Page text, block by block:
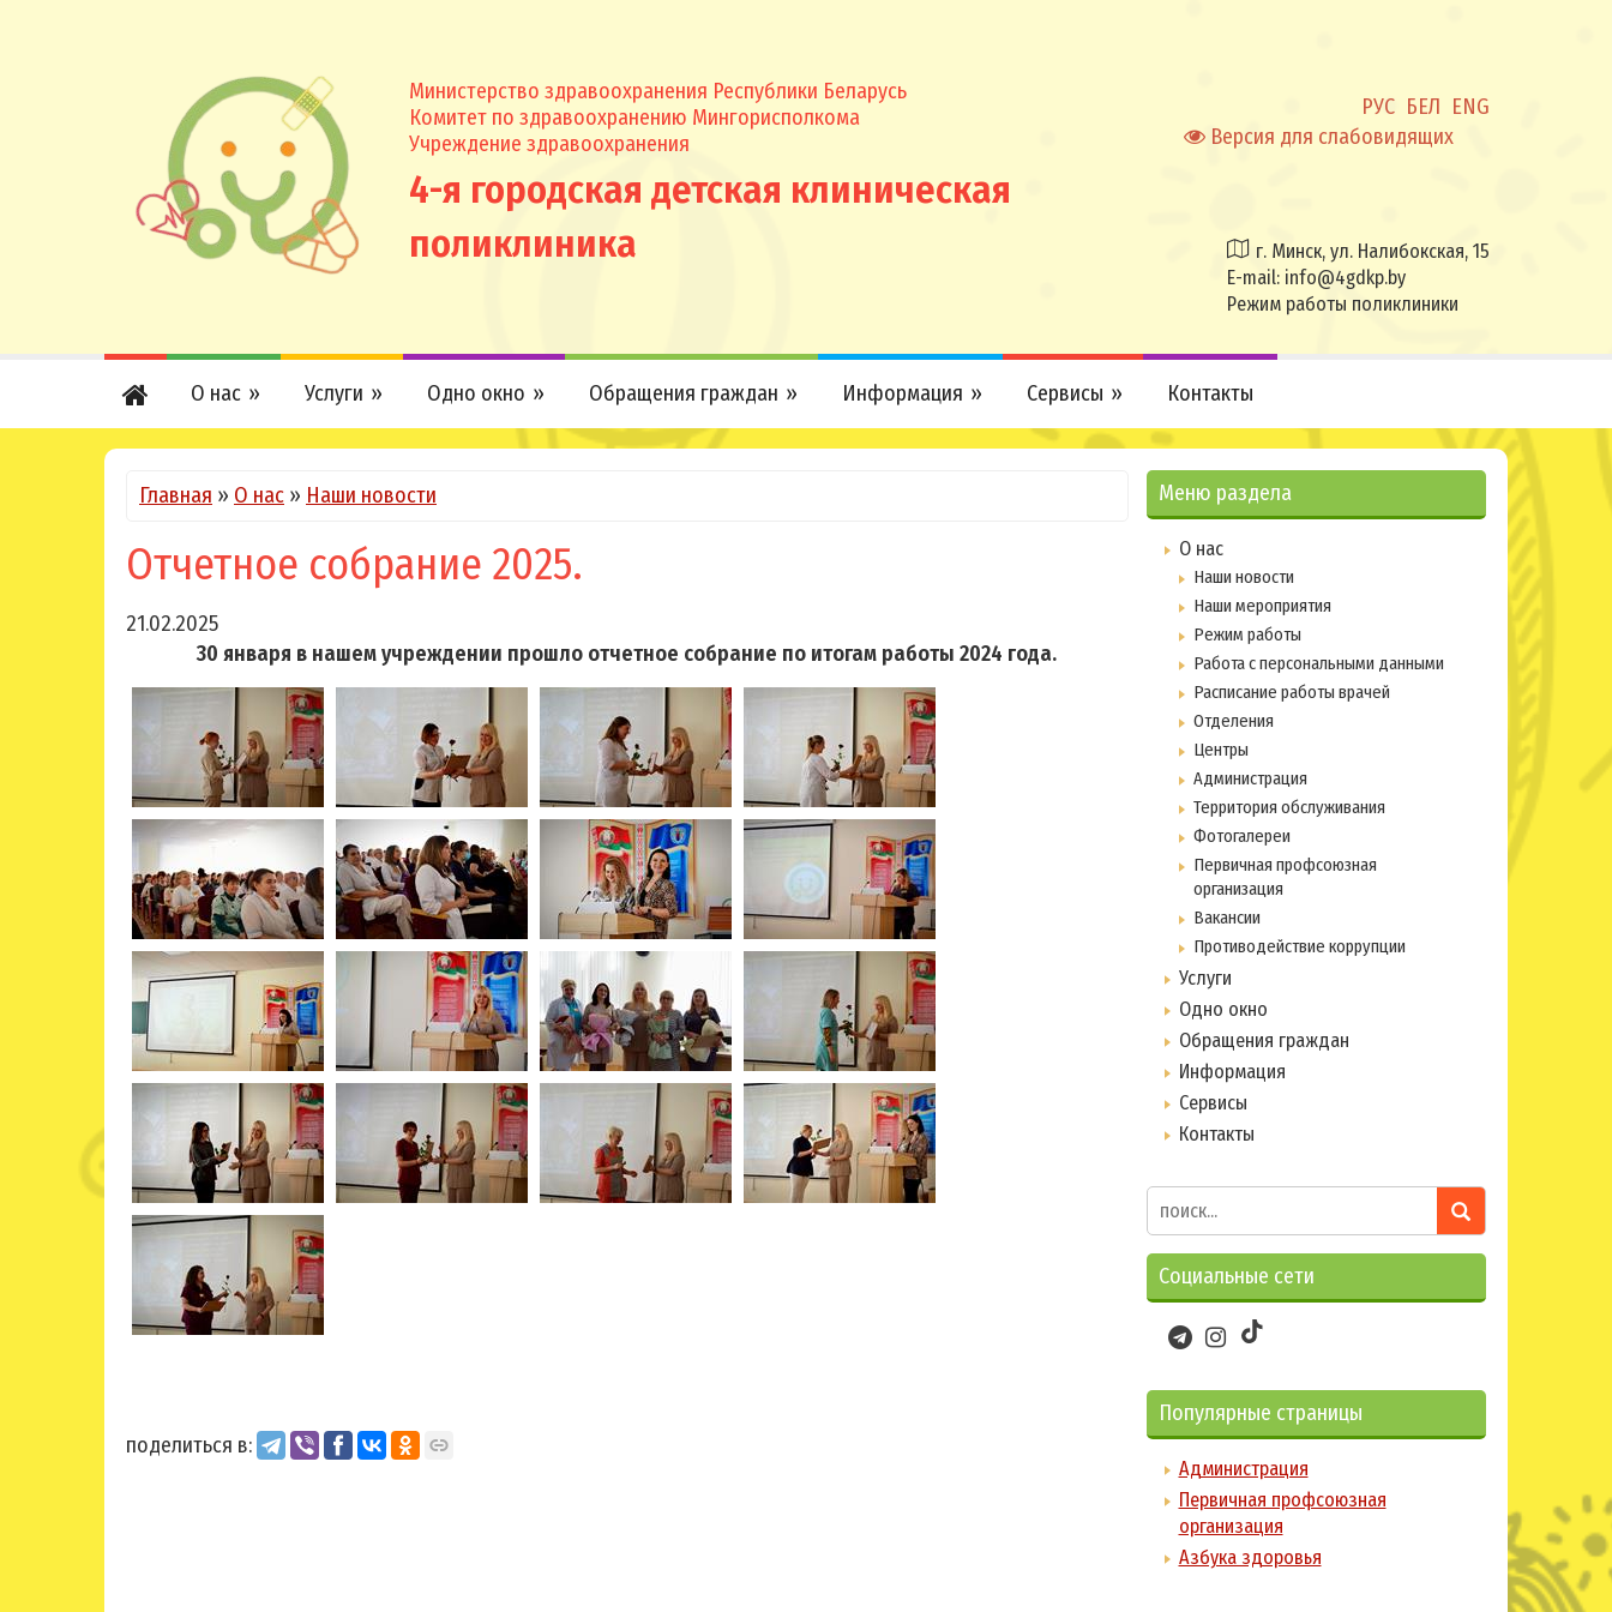
Министерство здравоохранения Республики Беларусь
Комитет по здравоохранению Мингорисполкома
Учреждение здравоохранения
4-я городская детская клиническая
поликлиника
РУС БЕЛ ENG
Версия для слабовидящих
г. Минск, ул. Налибокская, 15
E-mail: info@4gdkp.by
Режим работы поликлиники
О нас Услуги Одно окно Обращения граждан Информация Сервисы Контакты
Главная » О нас » Наши новости
Отчетное собрание 2025.
21.02.2025
30 января в нашем учреждении прошло отчетное собрание по итогам работы 2024 года.
поделиться в:
Меню раздела
О нас
Наши новости
Наши мероприятия
Режим работы
Работа с персональными данными
Расписание работы врачей
Отделения
Центры
Администрация
Территория обслуживания
Фотогалереи
Первичная профсоюзная
организация
Вакансии
Противодействие коррупции
Услуги
Одно окно
Обращения граждан
Информация
Сервисы
Контакты
Социальные сети
Популярные страницы
Администрация
Первичная профсоюзная
организация
Азбука здоровья